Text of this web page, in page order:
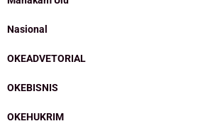
Nasional
OKEADVETORIAL
OKEBISNIS
OKEHUKRIM